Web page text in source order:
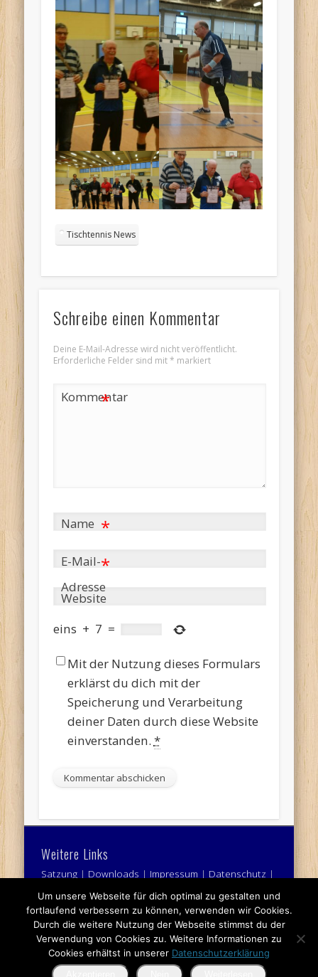
Tischtennis News
Schreibe einen Kommentar
Deine E-Mail-Adresse wird nicht veröffentlicht.
Erforderliche Felder sind mit* markiert
Kommentar
*
Name *
E-Mail-
Adresse
*
Website
eins + 7 =
Mit der Nutzung dieses Formulars
erklärst du dich mit der
Speicherung und Verarbeitung
deiner Daten durch diese Website
einverstanden. *
Weitere Links
Satzung | Downloads | Impressum | Datenschutz |
Kontakt
Um unsere Webseite für dich optimal zu gestalten und
fortlaufend verbessern zu können, verwenden wir Cookies.
Durch die weitere Nutzung der Webseite stimmst du der
Verwendung von Cookies zu. Weitere Informationen zu
Cookies erhältst in unserer Datenschutzerklärung